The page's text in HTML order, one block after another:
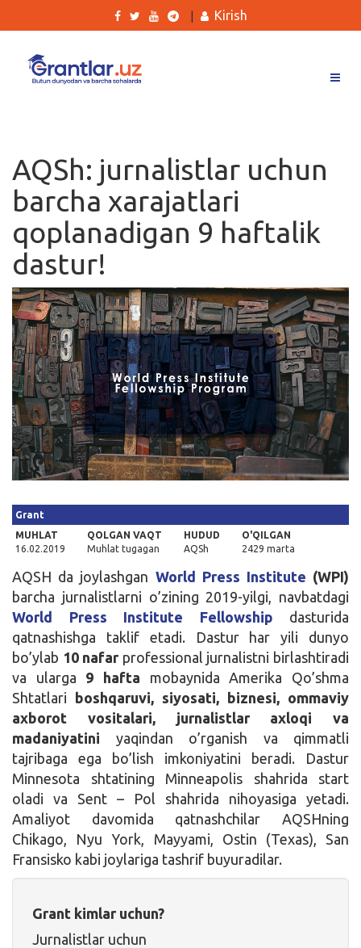
Ishlar
Kurslar
Blog
Yana
Qidirish
Kirish
Kirish
AQSh: jurnalistlar uchun
barcha xarajatlari
qoplanadigan 9 haftalik
dastur!
Grant
MUHLAT
16.02.2019
QOLGAN VAQT
Muhlat tugagan
HUDUD
AQSh
O'QILGAN
2429 marta
AQSH da joylashgan World Press Institute (WPI)
barcha jurnalistlarni o’zining 2019-yilgi, navbatdagi
World Press Institute Fellowship dasturida
qatnashishga taklif etadi. Dastur har yili dunyo
bo’ylab 10 nafar professional jurnalistni birlashtiradi
va ularga 9 hafta mobaynida Amerika Qo’shma
Shtatlari boshqaruvi, siyosati, biznesi, ommaviy
axborot vositalari, jurnalistlar axloqi va
madaniyatini yaqindan o’rganish va qimmatli
tajribaga ega bo’lish imkoniyatini beradi. Dastur
Minnesota shtatining Minneapolis shahrida start
oladi va Sent – Pol shahrida nihoyasiga yetadi.
Amaliyot davomida qatnashchilar AQSHning
Chikago, Nyu York, Mayyami, Ostin (Texas), San
Fransisko kabi joylariga tashrif buyuradilar.
Grant kimlar uchun?
Jurnalistlar uchun